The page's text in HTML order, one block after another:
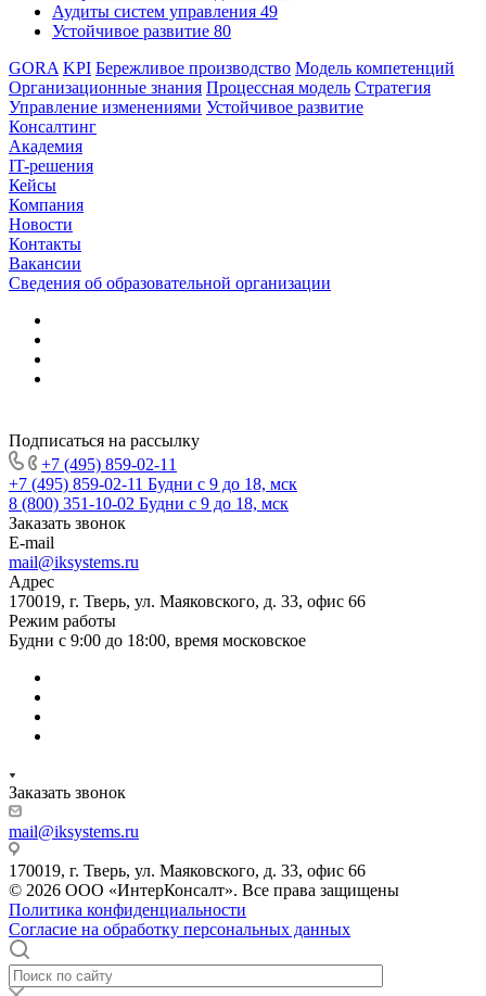
Аудиты систем управления 49
Устойчивое развитие 80
GORA KPI Бережливое производство Модель компетенций
Организационные знания Процессная модель Стратегия
Управление изменениями Устойчивое развитие
Консалтинг
Академия
IT-решения
Кейсы
Компания
Новости
Контакты
Вакансии
Сведения об образовательной организации
Подписаться на рассылку
+7 (495) 859-02-11
+7 (495) 859-02-11 Будни с 9 до 18, мск
8 (800) 351-10-02 Будни с 9 до 18, мск
Заказать звонок
E-mail
mail@iksystems.ru
Адрес
170019, г. Тверь, ул. Маяковского, д. 33, офис 66
Режим работы
Будни с 9:00 до 18:00, время московское
Заказать звонок
mail@iksystems.ru
170019, г. Тверь, ул. Маяковского, д. 33, офис 66
© 2026 ООО «ИнтерКонсалт». Все права защищены
Политика конфиденциальности
Согласие на обработку персональных данных